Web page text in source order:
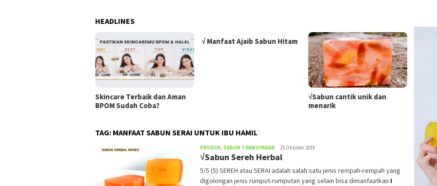
HEADLINES
Skincare Terbaik dan Aman
BPOM Sudah Coba?
√ Manfaat Ajaib Sabun Hitam
√Sabun cantik unik dan
menarik
TAG: MANFAAT SABUN SERAI UNTUK IBU HAMIL
PRODUK, SABUN TRANSPARAN admin
25 Oktober 2018
√Sabun Sereh Herbal
5/5 (5) SEREH atau SERAI adalah salah satu jenis rempah-rempah yang
digolongan jenis rumput-rumputan yang selain bisa dimanfaatkan I